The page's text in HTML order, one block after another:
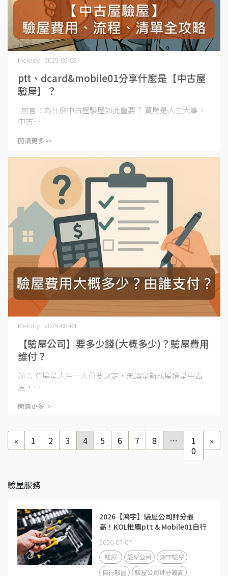
ptt、dcard&mobile01分享什麼是【中古屋
驗屋】？
Melody | 2025-08-08
前言：為什麼中古屋驗屋如此重要？ 買房是人生大事，
中古⋯
閱讀更多 ->
【驗屋公司】要多少錢(大概多少)？驗屋費用
誰付？
Melody | 2025-08-04
前言 買房是人生一大重要決定，無論是新成屋還是中古
屋，⋯
閱讀更多 ->
« 1 2 3 4 5 6 7 8 …
1
0
»
驗屋服務
2026【鴻宇】驗屋公司評分最
高！KOL推廌ptt & Mobile01自行
驗屋工具
2026-07-07
驗屋 驗屋公司
鴻宇驗屋
自行驗屋
驗屋公司評分最高